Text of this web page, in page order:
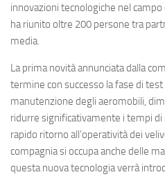
innovazioni tecnologiche nel
ha riunito oltre 200 persone tra
media.
La prima novità annunciata dalla
termine con successo la fase di
manutenzione degli aeromobili,
ridurre significativamente i tempi
rapido ritorno all’operatività dei
compagnia si occupa anche delle
questa nuova tecnologia verrà